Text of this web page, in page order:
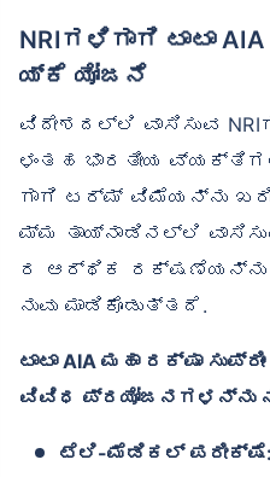
NRIಗಳಿಗಾಗಿ ಟಾಟಾ AIA ಮಹಾ ರಕ್ಷಾ ಸುಪ್ರೀಂ ಆ
ಯ್ಕೆ ಯೋಜನೆ
ವಿದೇಶದಲ್ಲಿ ವಾಸಿಸುವ
ಳಂತಹ ಭಾರತೀಯ
ಗಾಗಿ ಟರ್ಮ್ ವಿಮೆಯನ್ನು
ಮ್ಮ ತಾಯ್ನಾಡಿನಲ್ಲಿ
ರ ಆರ್ಥಿಕ ರಕ್ಷಣೆಯನ್ನು
ನುವು ಮಾಡಿಕೊಡುತ್ತದೆ.
ಟಾಟಾ AIA ಮಹಾ ರಕ್ಷಾ
ವಿವಿಧ ಪ್ರಯೋಜನಗಳನ್ನು
ಟೆಲಿ-ಮೆಡಿಕಲ್ ಪರೀಕ್ಷೆ: